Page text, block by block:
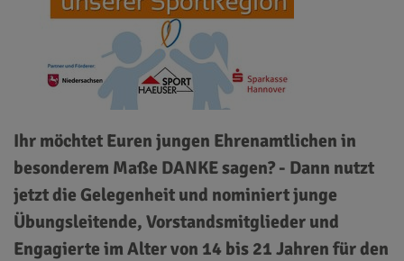
Ihr möchtet Euren jungen Ehrenamtlichen in
besonderem Maße DANKE sagen? - Dann nutzt
jetzt die Gelegenheit und nominiert junge
Übungsleitende, Vorstandsmitglieder und
Engagierte im Alter von 14 bis 21 Jahren für den